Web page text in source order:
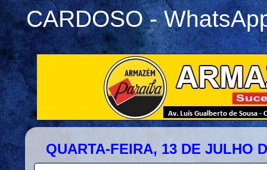
CARDOSO -
QUARTA-FEIRA, 13 DE JULHO